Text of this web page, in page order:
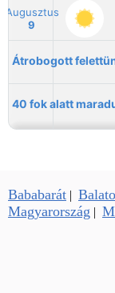
Bababarát |
Magyarország |